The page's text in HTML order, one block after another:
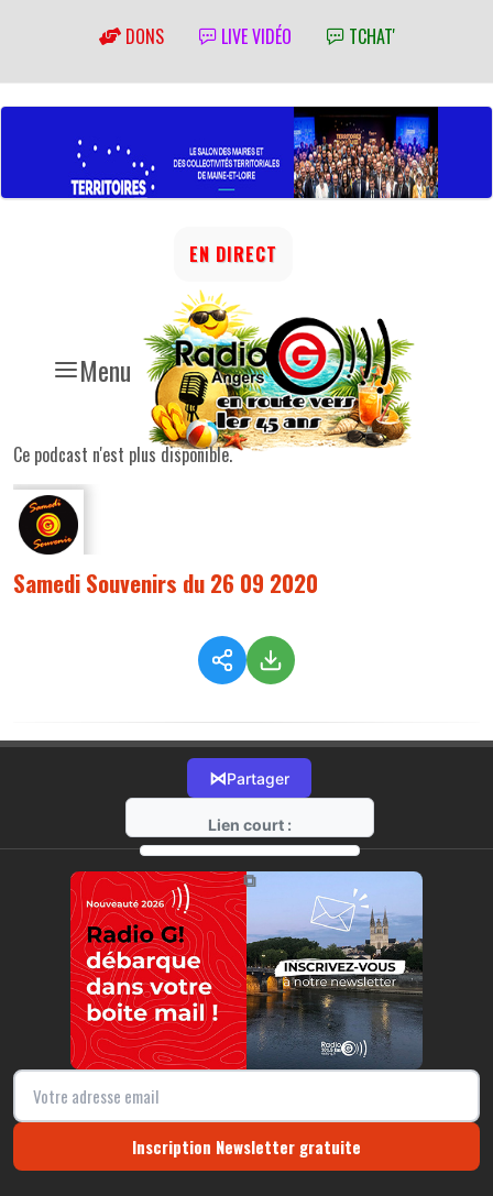
DONS LIVE VIDÉO TCHAT'
Menu
EN DIRECT
Ce podcast n'est plus disponible.
Samedi Souvenirs du 26 09 2020
⋈Partager
Lien court :
https://radio-g.fr?2900
⧉
Inscription Newsletter gratuite